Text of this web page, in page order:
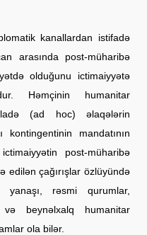
kanallardan istifadə
arasında post-müharibə
olduğunu ictimaiyyətə
Həmçinin humanitar
(ad hoc) əlaqələrin
kontingentinin mandatının
post-müharibə
edilən çağırışlar özlüyündə
yanaşı, rəsmi qurumlar,
və beynəlxalq humanitar
ola bilər.